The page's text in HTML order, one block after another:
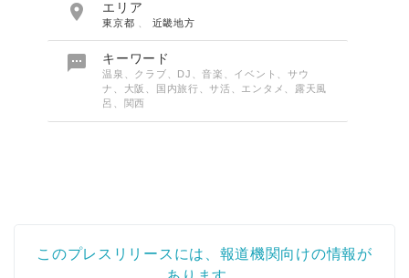
 エリア
東京都 近畿地方
 キーワード
温泉、クラブ、DJ、音楽、イベント、サウ
ナ、大阪、国内旅行、サ活、エンタメ、露天風
呂、関西
このプレスリリースには、報道機関向けの情報が